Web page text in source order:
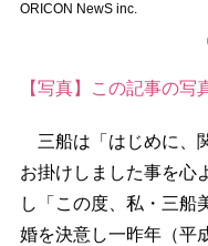
ORICON NewS inc.
【写真】この記事の写
三船は「はじめに、
お掛けしました事を心
し「この度、私・三船
婚を決意し一昨年（平